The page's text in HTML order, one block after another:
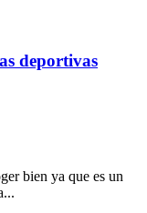
deportivas
bien ya que es un